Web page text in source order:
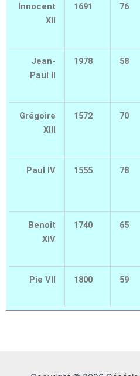
Innocent
XII
1691 76
Jean-
Paul II
1978 58
Grégoire
XIII
1572 70
Paul IV 1555 78
Benoit
XIV
1740 65
Pie VII 1800 59